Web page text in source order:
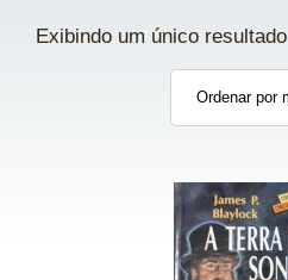
Exibindo um único resultado